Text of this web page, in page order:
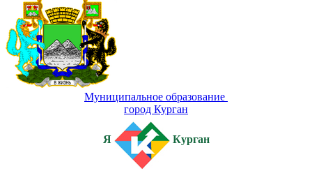
Муниципальное образование
город Курган
Я Курган